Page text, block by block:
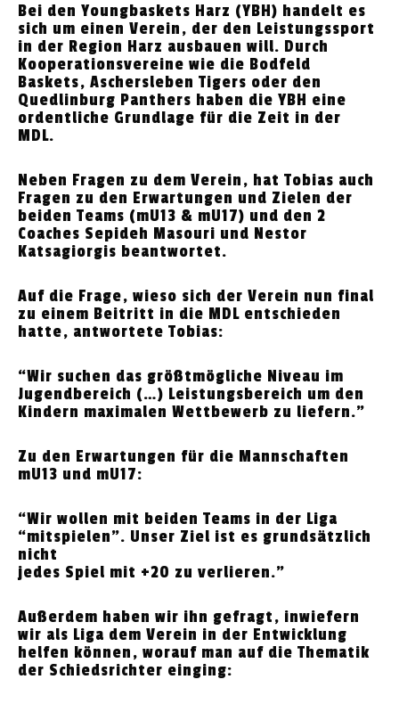
Bei den Youngbaskets Harz (YBH) handelt es
sich um einen Verein, der den Leistungssport
in der Region Harz ausbauen will. Durch
Kooperationsvereine wie die Bodfeld
Baskets, Aschersleben Tigers oder den
Quedlinburg Panthers haben die YBH eine
ordentliche Grundlage für die Zeit in der
MDL.
Neben Fragen zu dem Verein, hat Tobias auch
Fragen zu den Erwartungen und Zielen der
beiden Teams (mU13 & mU17) und den 2
Coaches Sepideh Masouri und Nestor
Katsagiorgis beantwortet.
Auf die Frage, wieso sich der Verein nun final
zu einem Beitritt in die MDL entschieden
hatte, antwortete Tobias:
“Wir suchen das größtmögliche Niveau im
Jugendbereich (…) Leistungsbereich um den
Kindern maximalen Wettbewerb zu liefern.”
Zu den Erwartungen für die Mannschaften
mU13 und mU17:
“Wir wollen mit beiden Teams in der Liga
“mitspielen”. Unser Ziel ist es grundsätzlich
nicht
jedes Spiel mit +20 zu verlieren.”
Außerdem haben wir ihn gefragt, inwiefern
wir als Liga dem Verein in der Entwicklung
helfen können, worauf man auf die Thematik
der Schiedsrichter einging: